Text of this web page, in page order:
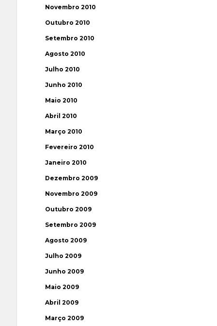
Novembro 2010
Outubro 2010
Setembro 2010
Agosto 2010
Julho 2010
Junho 2010
Maio 2010
Abril 2010
Março 2010
Fevereiro 2010
Janeiro 2010
Dezembro 2009
Novembro 2009
Outubro 2009
Setembro 2009
Agosto 2009
Julho 2009
Junho 2009
Maio 2009
Abril 2009
Março 2009